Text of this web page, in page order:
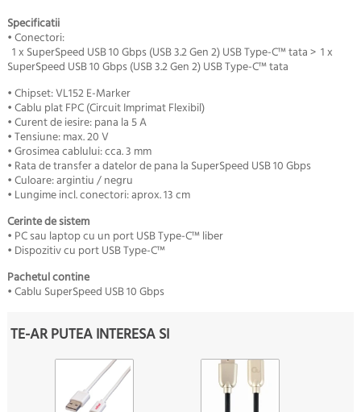
Specificatii
• Conectori:
1 x SuperSpeed USB 10 Gbps (USB 3.2 Gen 2) USB Type-C™ tata > 1 x
SuperSpeed USB 10 Gbps (USB 3.2 Gen 2) USB Type-C™ tata
• Chipset: VL152 E-Marker
• Cablu plat FPC (Circuit Imprimat Flexibil)
• Curent de iesire: pana la 5 A
• Tensiune: max. 20 V
• Grosimea cablului: cca. 3 mm
• Rata de transfer a datelor de pana la SuperSpeed USB 10 Gbps
• Culoare: argintiu / negru
• Lungime incl. conectori: aprox. 13 cm
Cerinte de sistem
• PC sau laptop cu un port USB Type-C™ liber
• Dispozitiv cu port USB Type-C™
Pachetul contine
• Cablu SuperSpeed USB 10 Gbps
TE-AR PUTEA INTERESA SI